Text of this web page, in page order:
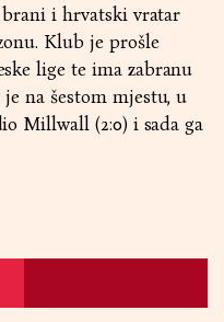
i hrvatski vratar
Klub je prošle
lige te ima zabranu
na šestom mjestu, u
Millwall (2:0) i sada ga